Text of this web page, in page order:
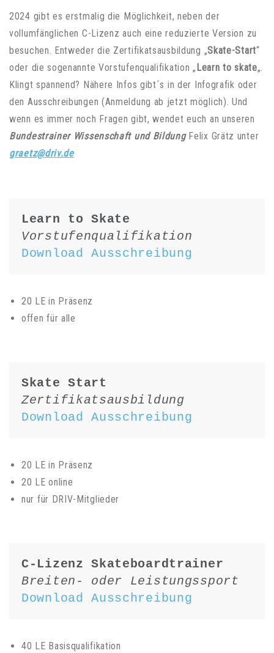
2024 gibt es erstmalig die Möglichkeit, neben der
vollumfänglichen C-Lizenz auch eine reduzierte Version zu
besuchen. Entweder die Zertifikatsausbildung „Skate-Start“
oder die sogenannte Vorstufenqualifikation „ Learn to skate„.
Klingt spannend? Nähere Infos gibt´s in der Infografik oder
den Ausschreibungen (Anmeldung ab jetzt möglich). Und
wenn es immer noch Fragen gibt, wendet euch an unseren
Bundestrainer Wissenschaft und BildungFelix Grätz unter
graetz@driv.de
Learn to Skate
Vorstufenqualifikation
Download Ausschreibung
20 LE in Präsenz
offen für alle
Zertifikatsausbildung
Download Ausschreibung
20 LE in Präsenz
20 LE online
nur für DRIV-Mitglieder
Breiten- oder Leistungssport
Download Ausschreibung
40 LE Basisqualifikation